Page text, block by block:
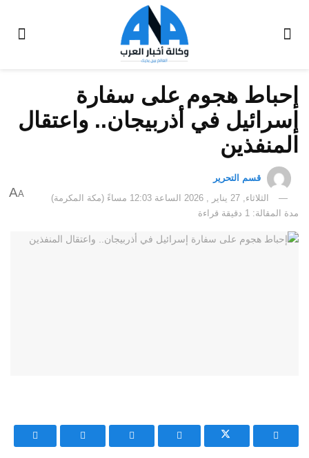
إحباط هجوم على سفارة
إسرائيل في أذربيجان.. واعتقال
المنفذين
قسم التحرير
الثلاثاء, 27 يناير , 2026 الساعة 12:03 مساءً (مكة المكرمة)
مدة المقالة: 1 دقيقة قراءة
A
A